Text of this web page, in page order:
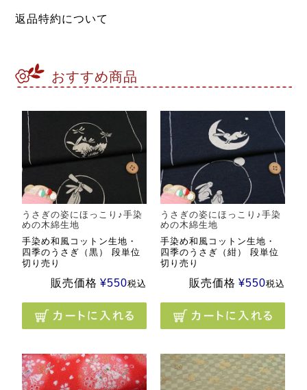
返品特約について
おすすめ商品
うさぎの姿にほっこり♪手染
めの木綿生地
手染め和風コットン生地・
四季のうさぎ（黒） 段単位
切り売り
販売価格 ¥550税込
うさぎの姿にほっこり♪手染
めの木綿生地
手染め和風コットン生地・
四季のうさぎ（紺） 段単位
切り売り
販売価格 ¥550税込